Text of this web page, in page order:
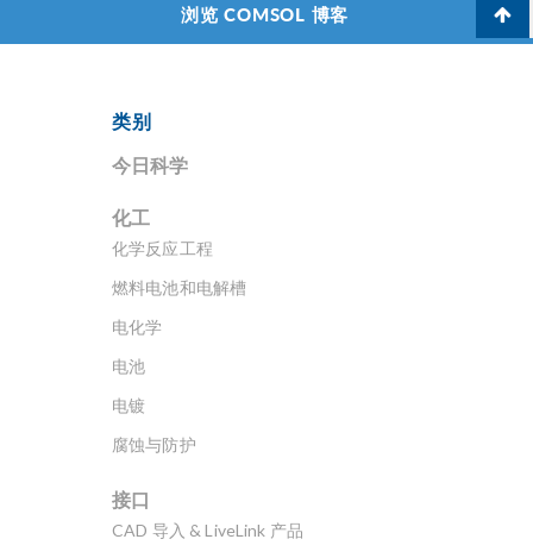
浏览 COMSOL 博客
类别
今日科学
化工
化学反应工程
燃料电池和电解槽
电化学
电池
电镀
腐蚀与防护
接口
CAD 导入 & LiveLink 产品